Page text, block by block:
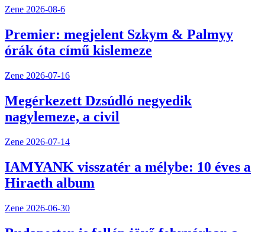
Zene 2026-08-6
Premier: megjelent Szkym & Palmyy
órák óta című kislemeze
Zene 2026-07-16
Megérkezett Dzsúdló negyedik
nagylemeze, a civil
Zene 2026-07-14
IAMYANK visszatér a mélybe: 10 éves a
Hiraeth album
Zene 2026-06-30